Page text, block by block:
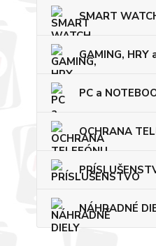
SMART
GAMING, HRY
PC a
OCHRANA
NÁHRADNÉ